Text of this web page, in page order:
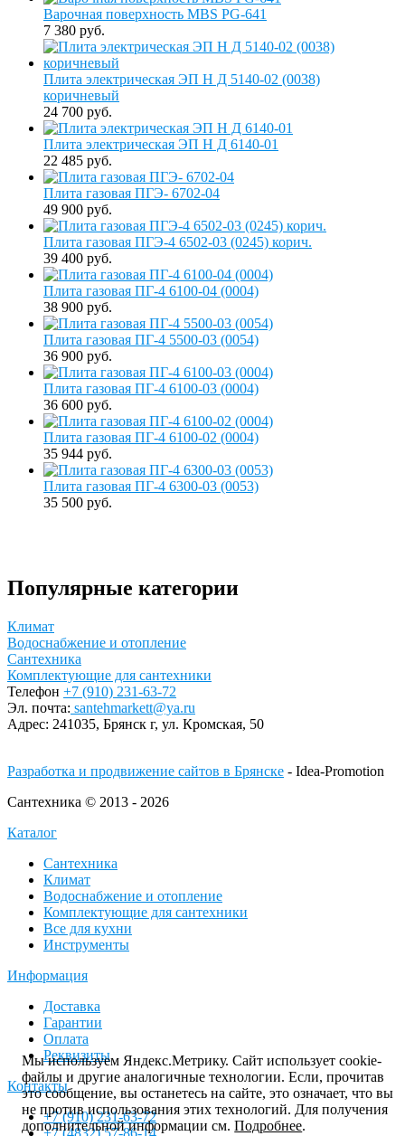
Варочная поверхность MBS PG-641
7 380 руб.
Плита электрическая ЭП Н Д 5140-02 (0038)
коричневый
24 700 руб.
Плита электрическая ЭП Н Д 6140-01
22 485 руб.
Плита газовая ПГЭ- 6702-04
49 900 руб.
Плита газовая ПГЭ-4 6502-03 (0245) корич.
39 400 руб.
Плита газовая ПГ-4 6100-04 (0004)
38 900 руб.
Плита газовая ПГ-4 5500-03 (0054)
36 900 руб.
Плита газовая ПГ-4 6100-03 (0004)
36 600 руб.
Плита газовая ПГ-4 6100-02 (0004)
35 944 руб.
Плита газовая ПГ-4 6300-03 (0053)
35 500 руб.
Популярные категории
Климат
Водоснабжение и отопление
Сантехника
Комплектующие для сантехники
Телефон +7 (910) 231-63-72
Эл. почта: santehmarkett@ya.ru
Адрес: 241035, Брянск г, ул. Кромская, 50
Разработка и продвижение сайтов в Брянске - Idea-Promotion
Сантехника © 2013 - 2026
Каталог
Сантехника
Климат
Водоснабжение и отопление
Комплектующие для сантехники
Все для кухни
Инструменты
Информация
Доставка
Гарантии
Оплата
Реквизиты
Контакты
+7 (910) 231-63-72
+7 (4832) 57-86-14
Мы используем Яндекс.Метрику. Сайт использует cookie-
файлы и другие аналогичные технологии. Если, прочитав
это сообщение, вы останетесь на сайте, это означает, что вы
не против использования этих технологий. Для получения
дополнительной информации см.Подробнее.